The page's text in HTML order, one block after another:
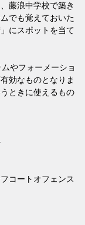
藤浪中学校で築き
でも覚えておいた
にスポットを当て
やフォーメーショ
効なものとなりま
ときに使えるもの
コートオフェンス